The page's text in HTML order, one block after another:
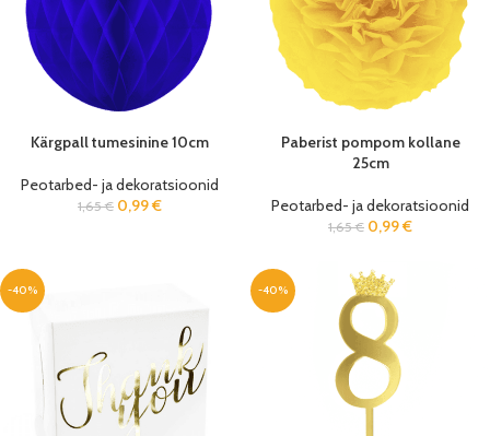
Kärgpall tumesinine 10cm
Peotarbed- ja dekoratsioonid
1,65€ 0,99€
Paberist pompom kollane
25cm
Peotarbed- ja dekoratsioonid
1,65€ 0,99€
-40% -40%